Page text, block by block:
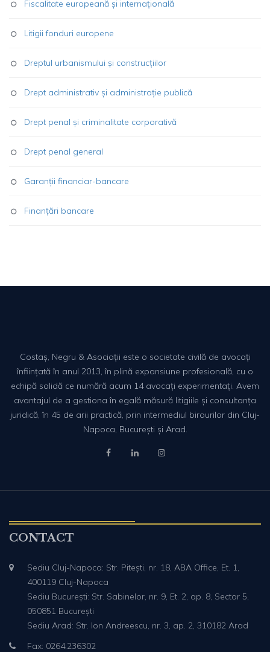
Fiscalitate europeană și internațională
Litigii fonduri europene
Dreptul urbanismului și construcțiilor
Drept administrativ și administrație publică
Drept penal și criminalitate corporativă
Drept penal general
Garanții financiar-bancare
Finanțări bancare
Costaș, Negru & Asociații este o societate civilă de avocați
înființată în anul 2013, în plină expansiune profesională, cu o
echipă solidă ce numără acum 14 avocați experimentați. Avem
avantajul de a gestiona în egală măsură litigiile și consultanța
juridică, în 45 de arii practică, prin intermediul birourilor din Cluj-
Napoca, București și Arad.
CONTACT
Sediu Cluj-Napoca: Str. Pitești, nr. 18, ABA Office, Et. 1,
400119 Cluj-Napoca
Sediu București: Str. Sabinelor, nr. 9, Et. 2, ap. 8, Sector 5,
050851 București
Sediu Arad: Str. Ion Andreescu, nr. 3, ap. 2, 310182 Arad
Fax: 0264.236302